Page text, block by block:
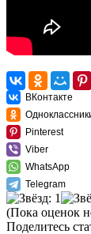
ВКонтакте
Pinterest
Viber
WhatsApp
Telegram
(Пока оценок
Поделитесь